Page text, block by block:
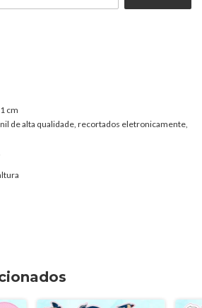
cm
de alta qualidade, recortados eletronicamente,